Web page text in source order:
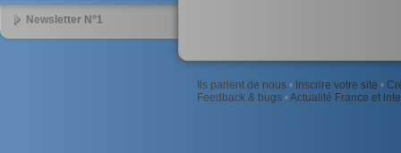
Newsletter N°1
Ils parlent de nous • Inscrire votre site •
Feedback & bugs •Actualité France et